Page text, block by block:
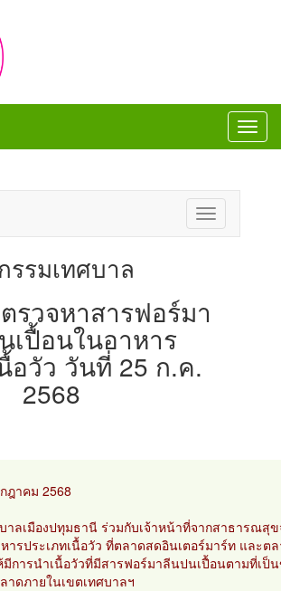
Toggle
navigation
รรมเทศบาล
รวจหาสารฟอร์มา
เปื้อนในอาหาร
อวัว วันที่ 25 ก.ค.
2568
ฎาคม 2568
บาลเมืองปทุมธานี ร่วมกับเจ้าหน้าที่จากสาธารณ
ารประเภทเนื้อวัว ที่ตลาดสดอินเตอร์มาร์ท และต
มีการนำเนื้อวัวที่มีสารฟอร์มาลีนปนเปื้อนตามที่เ
าดภายในเขตเทศบาลฯ